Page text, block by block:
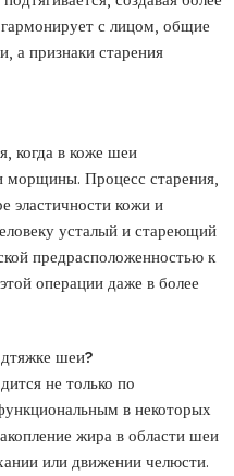
с лицом, общие
а признаки старения
когда в коже шеи
морщины. Процесс старения,
эластичности кожи и
усталый и стареющий
предрасположенностью к
операции даже в более
шеи?
не только по
в некоторых
жира в области шеи
или движении челюсти.